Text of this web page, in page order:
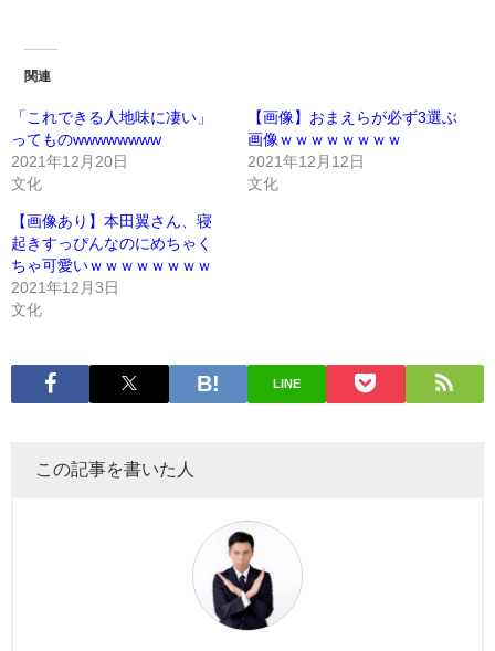
関連
「これできる人地味に凄い」
ってものwwwwwwww
2021年12月20日
文化
【画像】おまえらが必ず3選ぶ
画像ｗｗｗｗｗｗｗｗ
2021年12月12日
文化
【画像あり】本田翼さん、寝
起きすっぴんなのにめちゃく
ちゃ可愛いｗｗｗｗｗｗｗｗ
2021年12月3日
文化
LINE
この記事を書いた人